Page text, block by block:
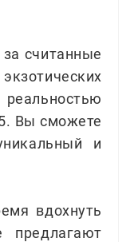
считанные
Вы сможете
и
вдохнуть